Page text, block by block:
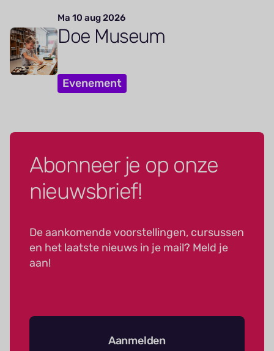
Ma 10 aug 2026
Doe Museum
Evenement
Abonneer je op onze
nieuwsbrief!
De aankomende voorstellingen, cursussen
en het laatste nieuws in je mail? Meld je
aan!
Aanmelden